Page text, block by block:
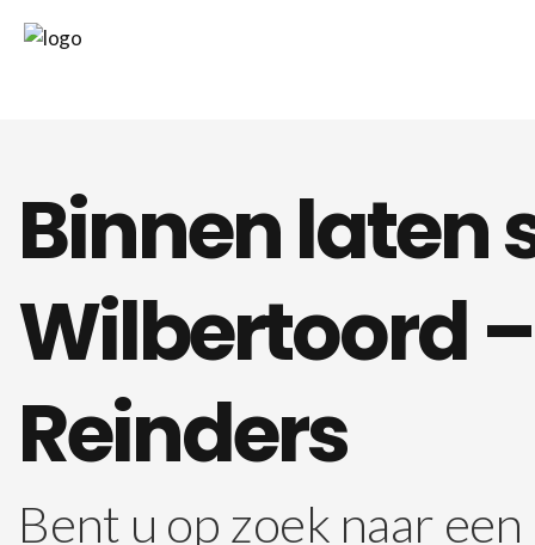
Binnen laten
Wilbertoord
Reinders
Bent u op zoek naar